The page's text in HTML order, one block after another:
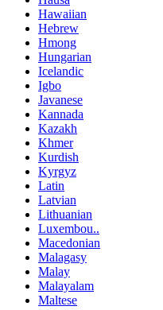
Hawaiian
Hebrew
Hmong
Hungarian
Icelandic
Igbo
Javanese
Kannada
Kazakh
Khmer
Kurdish
Kyrgyz
Latin
Latvian
Lithuanian
Luxembou..
Macedonian
Malagasy
Malay
Malayalam
Maltese